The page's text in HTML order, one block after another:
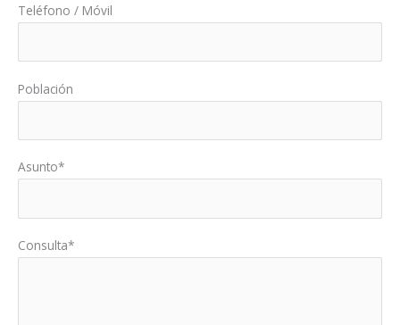
Teléfono / Móvil
Población
Asunto*
Consulta*